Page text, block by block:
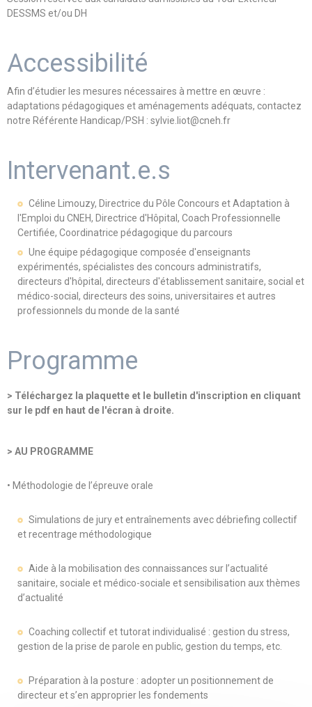
DESSMS et/ou DH
Accessibilité
Afin d’étudier les mesures nécessaires à mettre en œuvre :
adaptations pédagogiques et aménagements adéquats, contactez
notre Référente Handicap/PSH : sylvie.liot@cneh.fr
Intervenant.e.s
Céline Limouzy, Directrice du Pôle Concours et Adaptation à
l'Emploi du CNEH, Directrice d'Hôpital, Coach Professionnelle
Certifiée, Coordinatrice pédagogique du parcours
Une équipe pédagogique composée d'enseignants
expérimentés, spécialistes des concours administratifs,
directeurs d'hôpital, directeurs d'établissement sanitaire, social et
médico-social, directeurs des soins, universitaires et autres
professionnels du monde de la santé
Programme
> Téléchargez la plaquette et le bulletin d'inscription en cliquant
sur le pdf en haut de l'écran à droite.
> AU PROGRAMME
• Méthodologie de l’épreuve orale
Simulations de jury et entraînements avec débriefing collectif
et recentrage méthodologique
Aide à la mobilisation des connaissances sur l’actualité
sanitaire, sociale et médico-sociale et sensibilisation aux thèmes
d’actualité
Coaching collectif et tutorat individualisé : gestion du stress,
gestion de la prise de parole en public, gestion du temps, etc.
Préparation à la posture : adopter un positionnement de
directeur et s’en approprier les fondements